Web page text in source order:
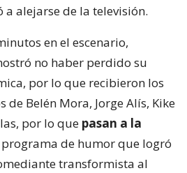
alejarse de la televisión.
en el escenario,
no haber perdido su
por lo que recibieron los
de Belén Mora, Jorge Alís, Kike
por lo que pasan a la
de humor que logró
transformista al